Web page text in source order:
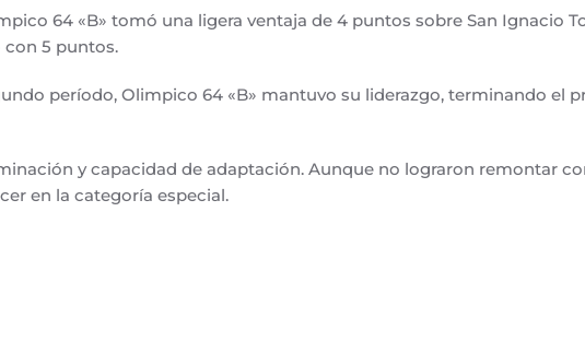
64 «B» tomó una ligera ventaja de 4 puntos sobre San Ignacio
con 5 puntos.
período, Olimpico 64 «B» mantuvo su liderazgo, terminando el
y capacidad de adaptación. Aunque no lograron remontar
en la categoría especial.